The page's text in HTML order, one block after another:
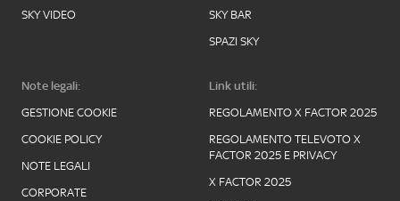
SKY VIDEO
SKY BAR
SPAZI SKY
Note legali:
GESTIONE COOKIE
COOKIE POLICY
NOTE LEGALI
CORPORATE
Link utili:
REGOLAMENTO X FACTOR 2025
REGOLAMENTO TELEVOTO X
FACTOR 2025 E PRIVACY
X FACTOR 2025